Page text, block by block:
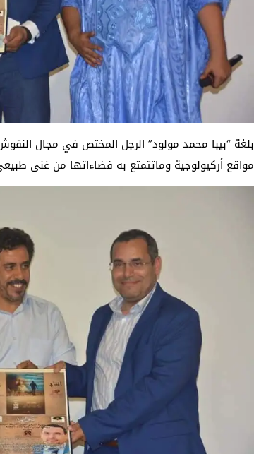
بلغة “بيبا محمد مولود” الرجل المختص في مجال
مواقع أركيولوجية وماتتمتع به فضاءاتها من غنى